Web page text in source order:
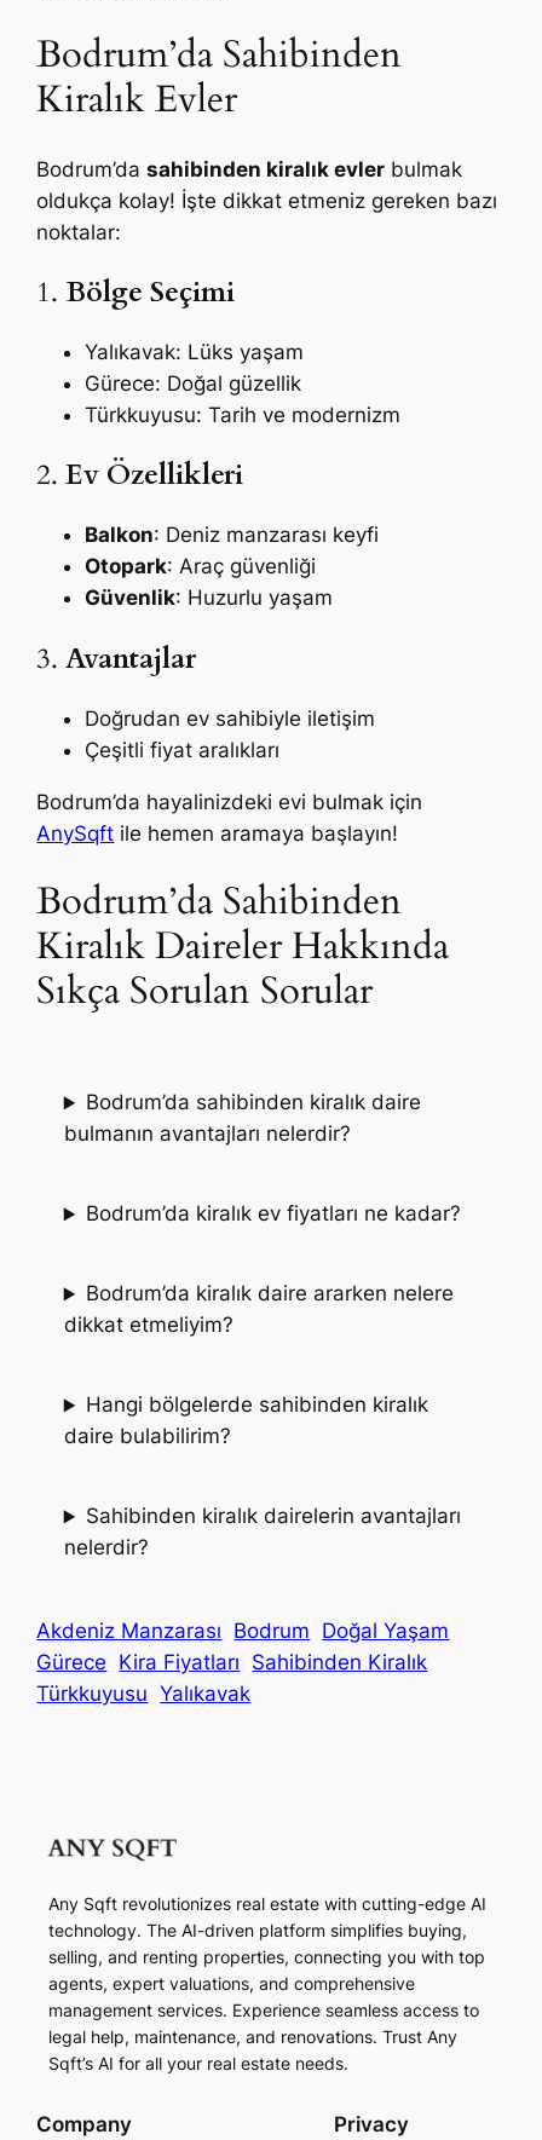
Bodrum’da Sahibinden
Kiralık Evler
Bodrum’dasahibinden kiralık evler bulmak
oldukça kolay! İşte dikkat etmeniz gereken bazı
noktalar:
1.Bölge Seçimi
Yalıkavak: Lüks yaşam
Gürece: Doğal güzellik
Türkkuyusu: Tarih ve modernizm
2.Ev Özellikleri
Balkon: Deniz manzarası keyfi
Otopark: Araç güvenliği
Güvenlik: Huzurlu yaşam
3.Avantajlar
Doğrudan ev sahibiyle iletişim
Çeşitli fiyat aralıkları
Bodrum’da hayalinizdeki evi bulmak için
AnySqft ile hemen aramaya başlayın!
Bodrum’da Sahibinden
Kiralık Daireler Hakkında
Sıkça Sorulan Sorular
Bodrum’da sahibinden kiralık daire
bulmanın avantajları nelerdir?
Bodrum’da kiralık ev fiyatları ne kadar?
Bodrum’da kiralık daire ararken nelere
dikkat etmeliyim?
Hangi bölgelerde sahibinden kiralık
daire bulabilirim?
Sahibinden kiralık dairelerin avantajları
nelerdir?
Akdeniz Manzarası Bodrum Doğal Yaşam
Gürece Kira Fiyatları Sahibinden Kiralık
Türkkuyusu Yalıkavak
Any Sqft revolutionizes real estate with cutting-edge AI
technology. The AI-driven platform simplifies buying,
selling, and renting properties, connecting you with top
agents, expert valuations, and comprehensive
management services. Experience seamless access to
legal help, maintenance, and renovations. Trust Any
Sqft’s AI for all your real estate needs.
Company Privacy